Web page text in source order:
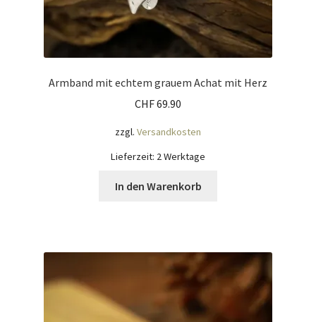
Armband mit echtem grauem Achat mit Herz
CHF69.90
zzgl. Versandkosten
Lieferzeit: 2 Werktage
In den Warenkorb